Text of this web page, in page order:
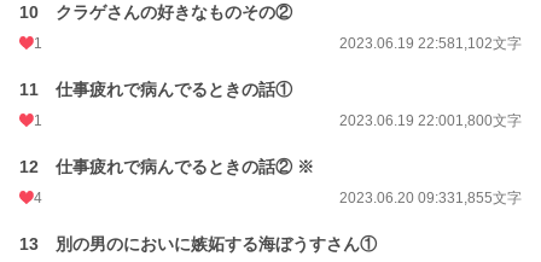
10 クラゲさんの好きなものその②
1 2023.06.19 22:581,102文字
11 仕事疲れで病んでるときの話①
1 2023.06.19 22:001,800文字
12 仕事疲れで病んでるときの話② ※
4 2023.06.20 09:331,855文字
13 別の男のにおいに嫉妬する海ぼうすさん①